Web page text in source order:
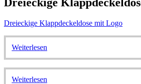
Dreieckige Klappdeckeldose mit Logo
Weiterlesen
Weiterlesen